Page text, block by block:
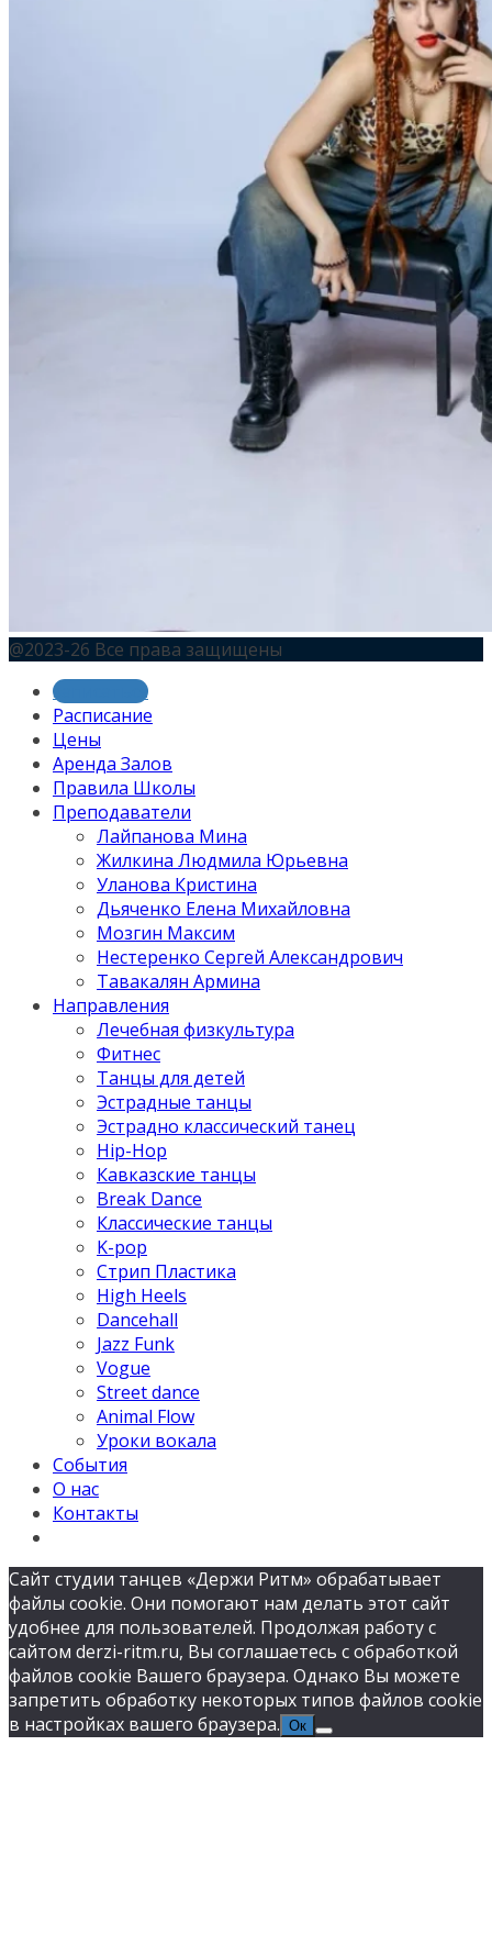
@2023-26 Все права защищены
записаться
Расписание
Цены
Аренда Залов
Правила Школы
Преподаватели
Лайпанова Мина
Жилкина Людмила Юрьевна
Уланова Кристина
Дьяченко Елена Михайловна
Мозгин Максим
Нестеренко Сергей Александрович
Тавакалян Армина
Направления
Лечебная физкультура
Фитнес
Танцы для детей
Эстрадные танцы
Эстрадно классический танец
Hip-Hop
Кавказские танцы
Break Dance
Классические танцы
K-pop
Стрип Пластика
High Heels
Dancehall
Jazz Funk
Vogue
Street dance
Animal Flow
Уроки вокала
События
О нас
Контакты
Сайт студии танцев «Держи Ритм» обрабатывает
файлы cookie. Они помогают нам делать этот сайт
удобнее для пользователей. Продолжая работу с
сайтом derzi-ritm.ru, Вы соглашаетесь с обработкой
файлов cookie Вашего браузера. Однако Вы можете
запретить обработку некоторых типов файлов cookie
в настройках вашего браузера. Ок